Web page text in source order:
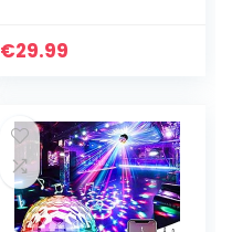
met draadloze
€29.99